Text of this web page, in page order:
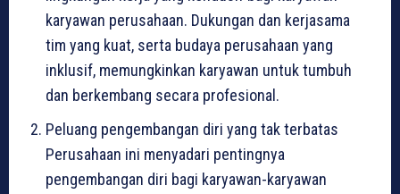
karyawan perusahaan. Dukungan dan kerjasama
tim yang kuat, serta budaya perusahaan yang
inklusif, memungkinkan karyawan untuk tumbuh
dan berkembang secara profesional.
Peluang pengembangan diri yang tak terbatas
Perusahaan ini menyadari pentingnya
pengembangan diri bagi karyawan-karyawan